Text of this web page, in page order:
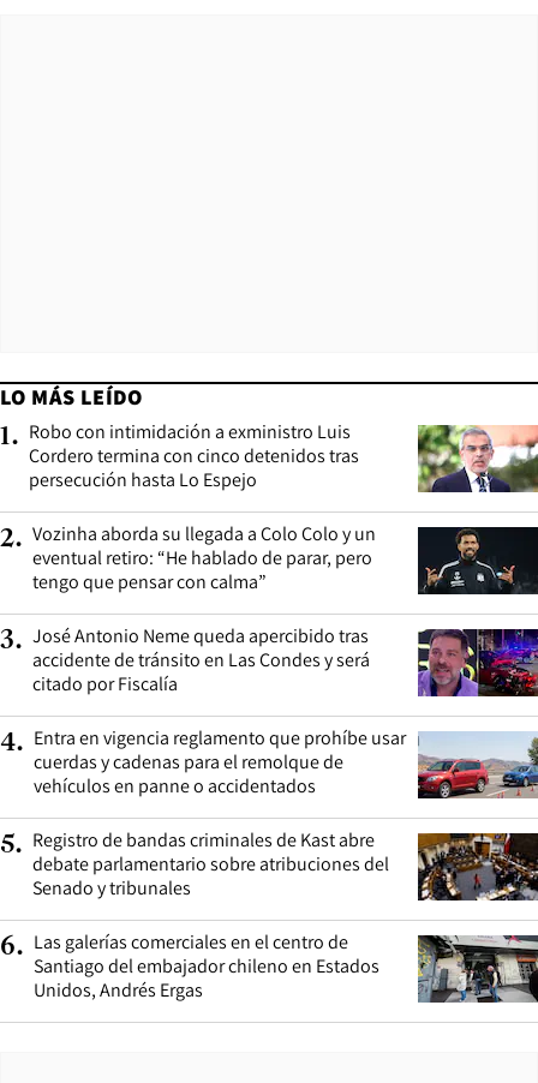
LO MÁS LEÍDO
1. Robo con intimidación a exministro Luis
Cordero termina con cinco detenidos tras
persecución hasta Lo Espejo
2. Vozinha aborda su llegada a Colo Colo y un
eventual retiro: “He hablado de parar, pero
tengo que pensar con calma”
3. José Antonio Neme queda apercibido tras
accidente de tránsito en Las Condes y será
citado por Fiscalía
4. Entra en vigencia reglamento que prohíbe usar
cuerdas y cadenas para el remolque de
vehículos en panne o accidentados
5. Registro de bandas criminales de Kast abre
debate parlamentario sobre atribuciones del
Senado y tribunales
6. Las galerías comerciales en el centro de
Santiago del embajador chileno en Estados
Unidos, Andrés Ergas